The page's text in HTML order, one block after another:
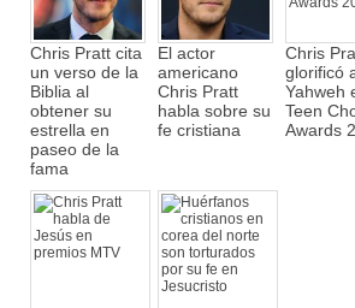
Chris Pratt cita
un verso de la
Biblia al
obtener su
estrella en
paseo de la
fama
El actor
americano
Chris Pratt
habla sobre su
fe cristiana
Chris
glorificó
Yahweh
Teen
Awards